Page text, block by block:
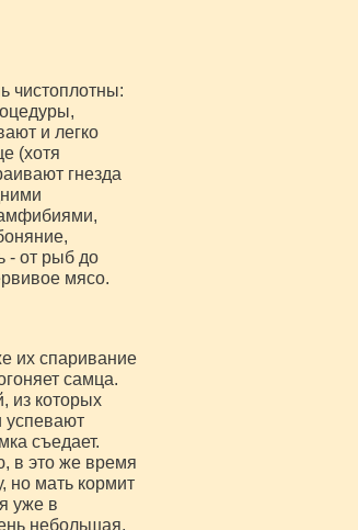
чистоплотны:
и легко
(хотя
гнезда
- от рыб до
мясо.
их спаривание
самца.
из которых
успевают
съедает.
в это же время
но мать кормит
уже в
небольшая,